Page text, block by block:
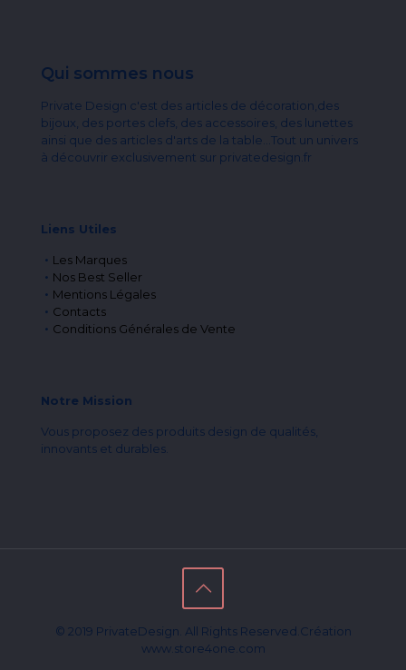
Qui sommes nous
Private Design c'est des articles de décoration,des
bijoux, des portes clefs, des accessoires, des lunettes
ainsi que des articles d'arts de la table...Tout un univers
à découvrir exclusivement sur privatedesign.fr
Liens Utiles
Les Marques
Nos Best Seller
Mentions Légales
Contacts
Conditions Générales de Vente
Notre Mission
Vous proposez des produits design de qualités,
innovants et durables.
© 2019 PrivateDesign. All Rights Reserved.Création
www.store4one.com